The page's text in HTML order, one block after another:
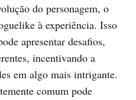
do personagem, o
à experiência. Isso
apresentar desafios,
incentivando a
em algo mais intrigante.
comum pode